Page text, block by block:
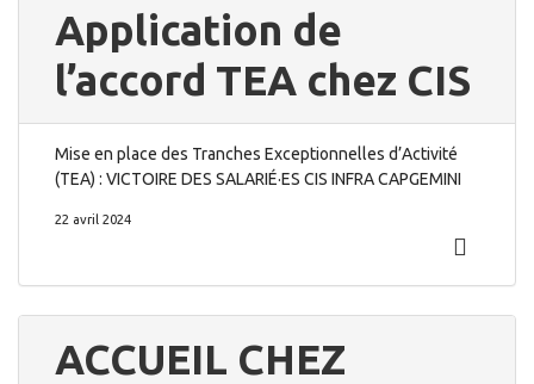
Application de
l’accord TEA chez CIS
Mise en place des Tranches Exceptionnelles d’Activité
(TEA) : VICTOIRE DES SALARIÉ·ES CIS INFRA CAPGEMINI
22 avril 2024
ACCUEIL CHEZ